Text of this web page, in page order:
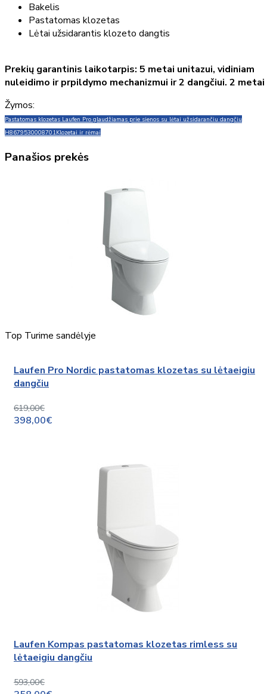
Bakelis
Pastatomas klozetas
Lėtai užsidarantis klozeto dangtis
Prekių garantinis laikotarpis: 5 metai unitazui, vidiniam
nuleidimo ir prpildymo mechanizmui ir 2 dangčiui. 2 metai
Žymos:
Pastatomas klozetas Laufen Pro glaudžiamas prie sienos su lėtai užsidarančiu dangčiu
H8679530008701Klozetai ir rėmai
Panašios prekės
Top Turime sandėlyje
Laufen Pro Nordic pastatomas klozetas su lėtaeigiu
dangčiu
619,00€
398,00€
Laufen Kompas pastatomas klozetas rimless su
lėtaeigiu dangčiu
593,00€